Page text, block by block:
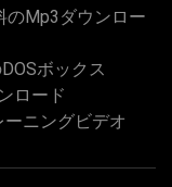
のmp3ダウンロー
ボックス
ロード
ニングビデオ